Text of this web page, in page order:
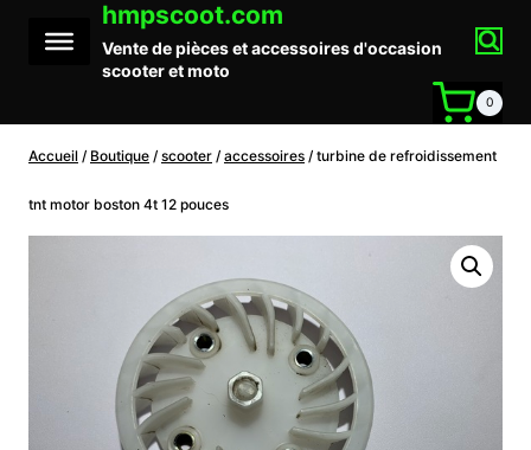
contenu
hmpscoot.com
Vente de pièces et accessoires d'occasion
scooter et moto
0
Accueil / Boutique / scooter / accessoires / turbine de refroidissement
tnt motor boston 4t 12 pouces